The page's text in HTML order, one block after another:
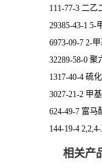
111-77-3 二乙
29385-43-1 5-
6973-09-7 2-
32289-58-0
1317-40-4 硫
3027-21-2 甲
624-49-7 富马
144-19-4
相关产